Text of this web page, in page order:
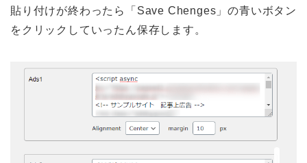
貼り付けが終わったら「Save Chenges」の青いボタン
をクリックしていったん保存します。
WEBサービス
サイト運営
トラブルシューティング